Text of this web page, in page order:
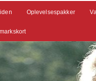
Oplevelsespakker